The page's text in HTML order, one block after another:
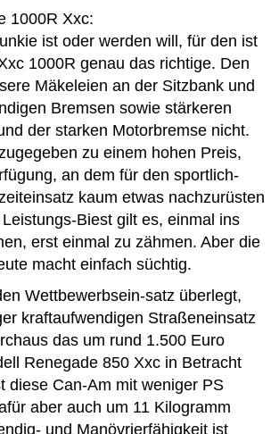
1000R Xxc:
ist oder werden will, für den ist
1000R genau das richtige. Den
Mäkeleien an der Sitzbank und
Bremsen sowie stärkeren
der starken Motorbremse nicht.
zu einem hohen Preis,
an dem für den sportlich-
kaum etwas nachzurüsten
Biest gilt es, einmal ins
erst einmal zu zähmen. Aber die
macht einfach süchtig.
Wettbewerbsein-satz überlegt,
kraftaufwendigen Straßeneinsatz
das um rund 1.500 Euro
Renegade 850 Xxc in Betracht
diese Can-Am mit weniger PS
aber auch um 11 Kilogramm
und Manövrierfähigkeit ist